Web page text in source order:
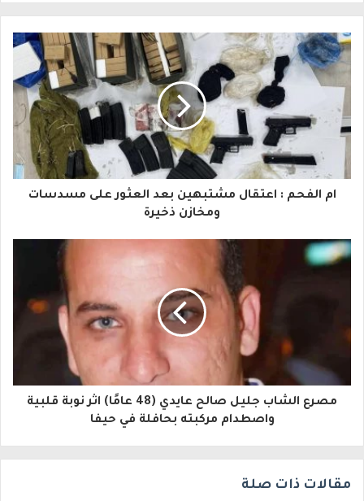
ب
ر
د
ا
إ
ام الفحم : اعتقال مشتبهين بعد العثور على مسدسات
ومخازن ذخيرة
مصرع الشاب جليل صالح عايدي (48 عامًا) اثر نوبة قلبية
واصطدام مركبته بحافلة في حيفا
مقالات ذات صلة